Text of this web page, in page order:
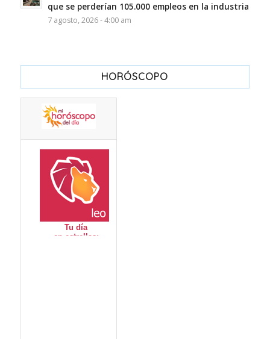
que se perderían 105.000 empleos en la industria
7 agosto, 2026 - 4:00 am
HORÓSCOPO